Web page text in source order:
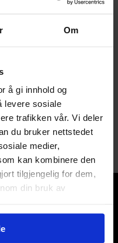
Om
å gi innhold og
levere sosiale
trafikken vår. Vi deler
du bruker nettstedet
medier,
kan kombinere den
tilgjengelig for dem,
din bruk av
Enix